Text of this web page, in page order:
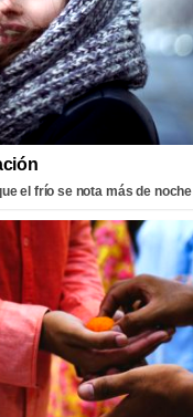
el frío se nota más de noche